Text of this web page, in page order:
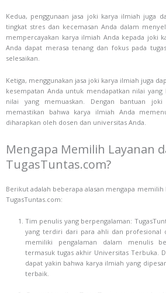
Kedua, penggunaan jasa joki karya ilmiah juga
tingkat stres dan kecemasan Anda dalam
mempercayakan karya ilmiah Anda kepada joki
Anda dapat merasa tenang dan fokus pada
selesaikan.
Ketiga, menggunakan jasa joki karya ilmiah juga
kesempatan Anda untuk mendapatkan nilai
nilai yang memuaskan. Dengan bantuan
memastikan bahwa karya ilmiah Anda
diharapkan oleh dosen dan universitas Anda.
Mengapa Memilih Layanan
TugasTuntas.com?
Berikut adalah beberapa alasan mengapa
TugasTuntas.com:
Tim penulis yang berpengalaman:
yang terdiri dari para ahli dan profesional
memiliki pengalaman dalam menulis
termasuk tugas akhir Universitas Terbuka.
dapat yakin bahwa karya ilmiah yang
terbaik.